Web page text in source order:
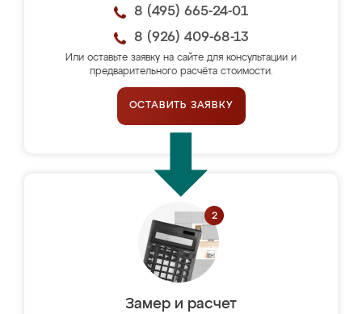
8 (495) 665-24-01
8 (926) 409-68-13
Или оставьте заявку на сайте для консультации и
предварительного расчёта стоимости.
ОСТАВИТЬ ЗАЯВКУ
Замер и расчет